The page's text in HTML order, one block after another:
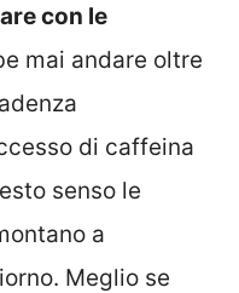
con le
mai andare oltre
di caffeina
senso le
a
Meglio se